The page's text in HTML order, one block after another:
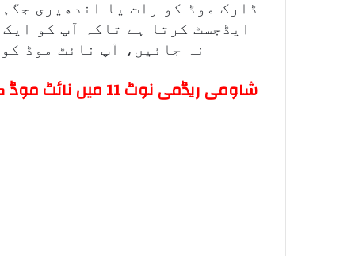
ڈارک موڈ کو رات یا اندھیری
ایڈجسٹ کرتا ہے تاکہ آپ کو
نہ جائیں، آپ نائٹ موڈ
شاومی ریڈمی نوٹ 11 میں نائٹ موڈ کو کیسے چلائیں؟